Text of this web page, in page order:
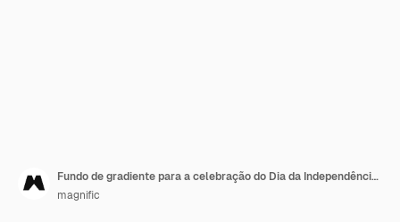
Fundo de gradiente para a celebração do Dia da Independência da Índia
magnific